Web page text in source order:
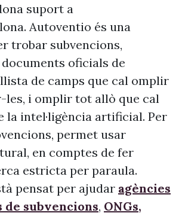
suport a
Autoventio és una
trobar subvencions,
oficials de
de camps que cal omplir
les, i omplir tot allò que cal
la intel·ligència artificial. Per
permet usar
en comptes de fer
estricta per paraula.
pensat per ajudar agències
subvencions, ONGs,